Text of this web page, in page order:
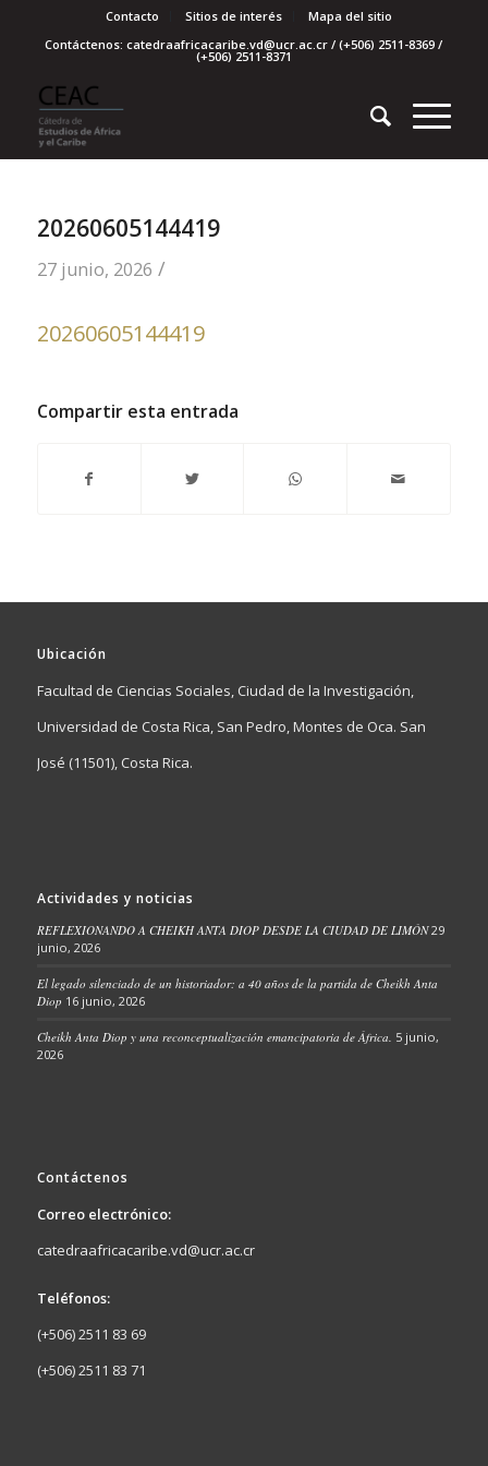
Contacto Sitios de interés
Mapa del sitio
Contáctenos: catedraafricacaribe.vd@ucr.ac.cr / (+506) 2511-8369 /
(+506) 2511-8371
20260605144419
27 junio, 2026 /
20260605144419
Compartir esta entrada
Ubicación
Facultad de Ciencias Sociales, Ciudad de la Investigación,
Universidad de Costa Rica, San Pedro, Montes de Oca. San
José (11501), Costa Rica.
Actividades y noticias
REFLEXIONANDO A CHEIKH ANTA DIOP DESDE LA CIUDAD DE LIMÓN 29
junio, 2026
El legado silenciado de un historiador: a 40 años de la partida de Cheikh Anta
Diop 16 junio, 2026
Cheikh Anta Diop y una reconceptualización emancipatoria de África. 5 junio,
2026
Contáctenos
Correo electrónico:
catedraafricacaribe.vd@ucr.ac.cr
Teléfonos:
(+506) 2511 83 69
(+506) 2511 83 71